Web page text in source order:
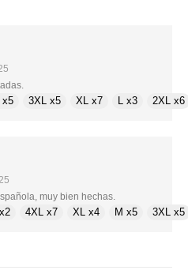
x5 3XL x5 XL x7 L x3 2XL x6
muy bien hechas.
4XL x7 XL x4 M x5 3XL x5